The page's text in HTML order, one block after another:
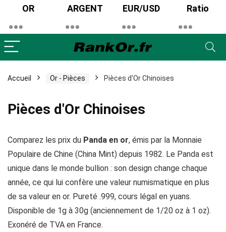
OR ARGENT EUR/USD Ratio
Accueil Or - Pièces Pièces d'Or Chinoises
Pièces d'Or Chinoises
Comparez les prix du Panda en or, émis par la Monnaie
Populaire de Chine (China Mint) depuis 1982. Le Panda est
unique dans le monde bullion : son design change chaque
année, ce qui lui confère une valeur numismatique en plus
de sa valeur en or. Pureté .999, cours légal en yuans.
Disponible de 1g à 30g (anciennement de 1/20 oz à 1 oz).
Exonéré de TVA en France.